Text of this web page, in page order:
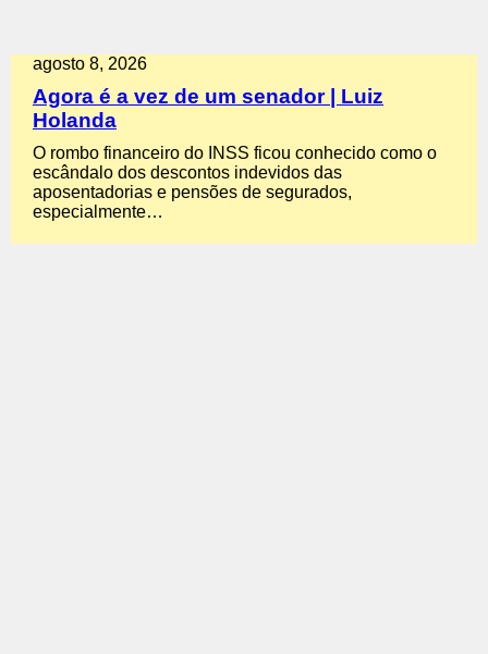
agosto 8, 2026
Agora é a vez de um senador | Luiz
Holanda
O rombo financeiro do INSS ficou conhecido como o
escândalo dos descontos indevidos das
aposentadorias e pensões de segurados,
especialmente…